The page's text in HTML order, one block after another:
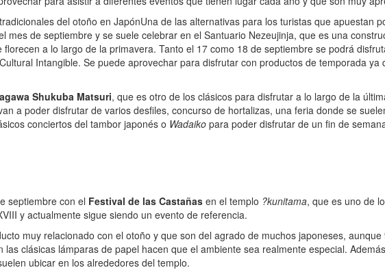
del otoño en JapónUna de las alternativas para los turistas que apuestan
de septiembre y se suele celebrar en el Santuario Nezeujinja, que es una
a lo largo de la primavera. Tanto el 17 como 18 de septiembre se podrá
Intangible. Se puede aprovechar para disfrutar con productos de temporada
Shukuba Matsuri, que es otro de los clásicos para disfrutar a lo largo de la
a poder disfrutar de varios desfiles, concurso de hortalizas, una feria donde se
conciertos del tambor japonés o Wadaiko para poder disfrutar de un fin de
septiembre con el Festival de las Castañas en el templo ?kunitama, que es uno de
y actualmente sigue siendo un evento de referencia.
muy relacionado con el otoño y que son del agrado de muchos japoneses,
clásicas lámparas de papel hacen que el ambiente sea realmente especial.
ubicar en los alrededores del templo.